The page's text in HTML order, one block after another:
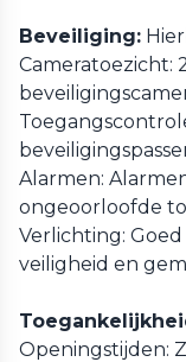
Beveiliging:
Cameratoezicht:
Alarmen:
ongeoorloofde
Verlichting:
veiligheid en
Openingstijden: